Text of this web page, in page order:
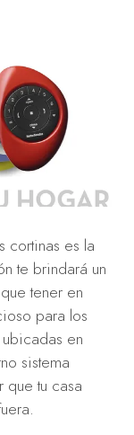
cortinas es la
te brindará un
tener en
para los
en
sistema
tu casa